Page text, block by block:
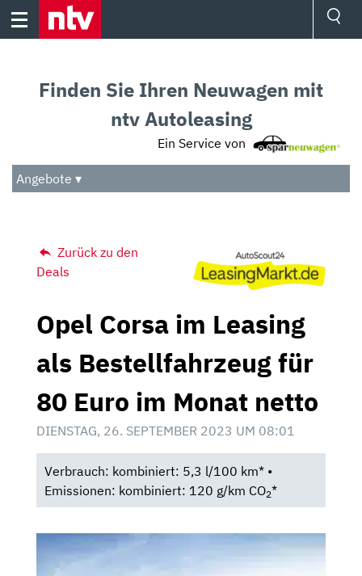
Skip
Audio
Das Beste
Finden Sie Ihren Neuwagen mit
ntv Autoleasing
Ein Service von
Angebote ▾
Zurück zu den
Deals
Opel Corsa im Leasing
als Bestellfahrzeug für
80 Euro im Monat netto
DIENSTAG, 26. SEPTEMBER 2023 UM 08:01
Verbrauch: kombiniert: 5,3 l/100 km* •
Emissionen: kombiniert: 120 g/km CO2*